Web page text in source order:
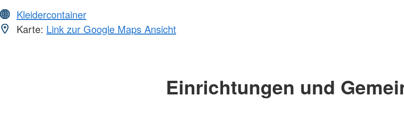
Kleidercontainer
Karte: Link zur Google Maps Ansicht
Einrichtungen und